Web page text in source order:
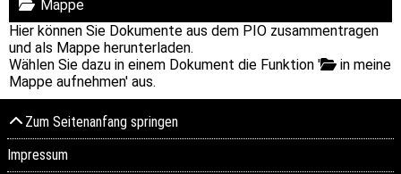
Mappe
Hier können Sie Dokumente aus dem PIO zusammentragen
und als Mappe herunterladen.
Wählen Sie dazu in einem Dokument die Funktion '
in meine
Mappe aufnehmen' aus.
Zum Seitenanfang springen
Impressum